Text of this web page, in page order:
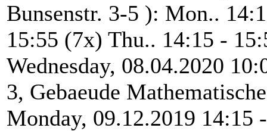
Bunsenstr. 3-5 ): Mon..
15:55 (7x) Thu.. 14:15 -
Wednesday, 08.04.2020
3, Gebaeude
Monday, 09.12.2019 14:15